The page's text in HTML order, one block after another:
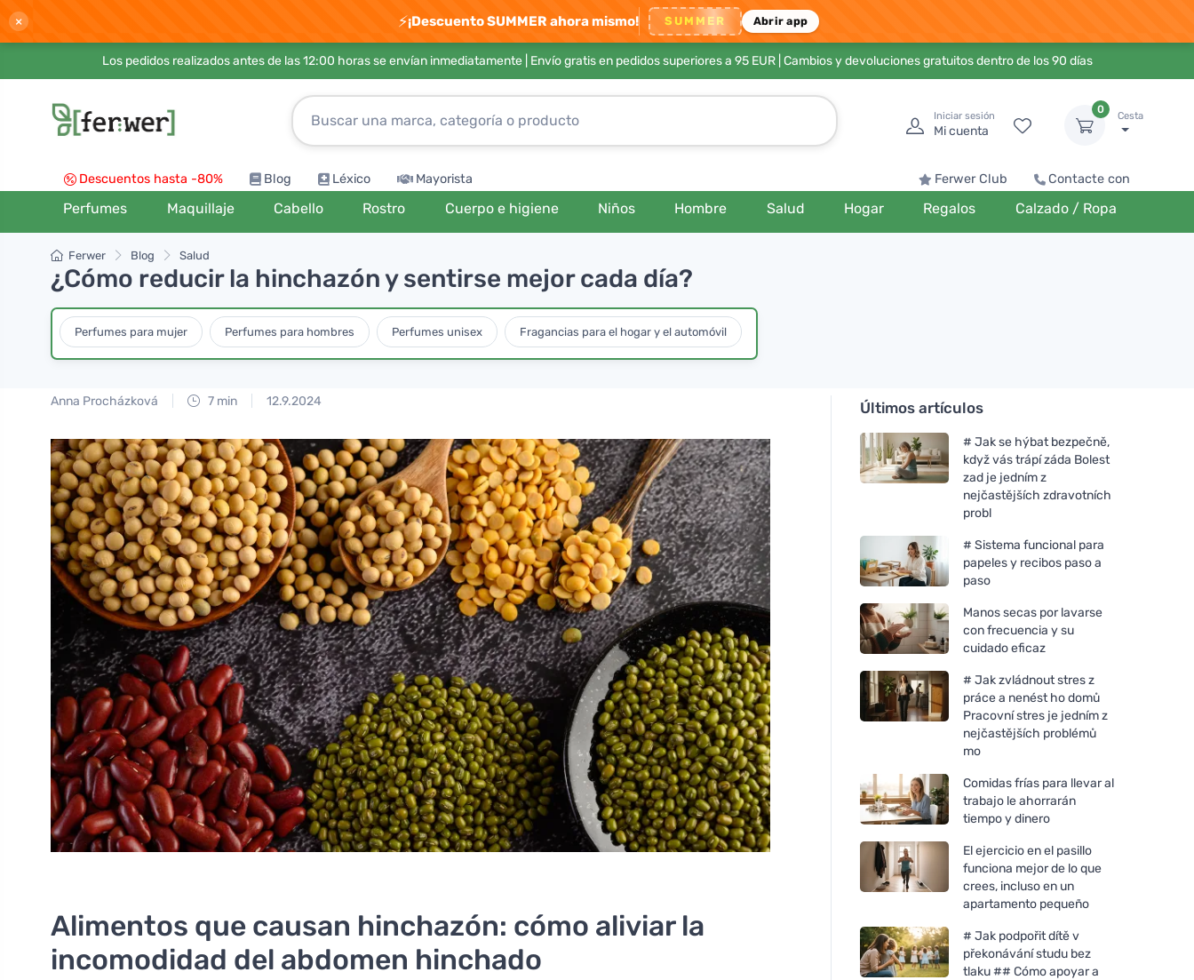
× ⚡¡Descuento SUMMER ahora mismo! SUMMER Abrir app
Los pedidos realizados antes de las 12:00 horas se envían inmediatamente | Envío gratis en pedidos superiores a 95 EUR| Cambios y devoluciones gratuitos dentro de los 90 días
Iniciar sesión
Mi cuenta
0
Cesta
Descuentos hasta -80% Blog Léxico Mayorista Ferwer Club Contacte con
Perfumes Maquillaje Cabello Rostro Cuerpo e higiene Niños Hombre Salud Hogar Regalos Calzado / Ropa
Ferwer Blog Salud
¿Cómo reducir la hinchazón y sentirse mejor cada día?
Perfumes para mujer Perfumes para hombres Perfumes unisex Fragancias para el hogar y el automóvil
Anna Procházková 7 min 12.9.2024
Alimentos que causan hinchazón: cómo aliviar la
incomodidad del abdomen hinchado
Últimos artículos
# Jak se hýbat bezpečně,
když vás trápí záda Bolest
zad je jedním z
nejčastějších zdravotních
probl
# Sistema funcional para
papeles y recibos paso a
paso
Manos secas por lavarse
con frecuencia y su
cuidado eficaz
# Jak zvládnout stres z
práce a nenést ho domů
Pracovní stres je jedním z
nejčastějších problémů
mo
Comidas frías para llevar al
trabajo le ahorrarán
tiempo y dinero
El ejercicio en el pasillo
funciona mejor de lo que
crees, incluso en un
apartamento pequeño
# Jak podpořit dítě v
překonávání studu bez
tlaku ## Cómo apoyar a